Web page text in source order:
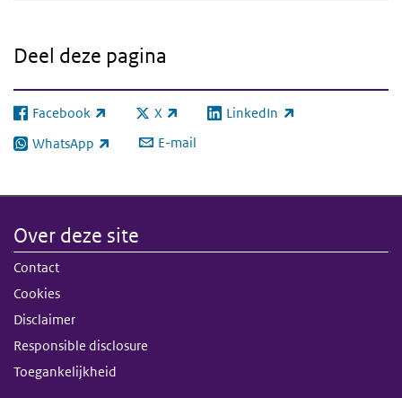
Deel deze pagina
Facebook
(externe link) X
(externe link) LinkedIn
(externe link)
WhatsApp
(externe link) E-mail
Over deze site
Contact
Cookies
Disclaimer
Responsible disclosure
Toegankelijkheid